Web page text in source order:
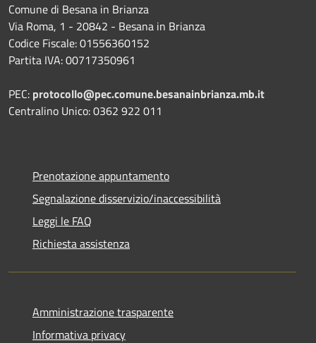
Comune di Besana in Brianza
Via Roma, 1 - 20842 - Besana in Brianza
Codice Fiscale: 01556360152
Partita IVA: 00717350961
PEC: protocollo@pec.comune.besanainbrianza.mb.it
Centralino Unico: 0362 922 011
Prenotazione appuntamento
Segnalazione disservizio/inaccessibilità
Leggi le FAQ
Richiesta assistenza
Amministrazione trasparente
Informativa privacy